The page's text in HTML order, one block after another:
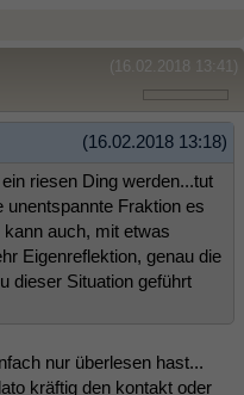
(16.02.2018 13:41)
(16.02.2018 13:18)
riesen Ding werden...tut
Fraktion es
auch, mit etwas
Eigenreflektion, genau die
dieser Situation geführt
nur überlesen hast...
kräftig den kontakt oder